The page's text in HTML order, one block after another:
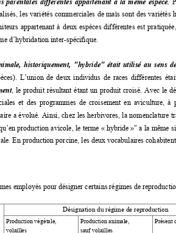
parentales différentes appartenant à la même espèce.
les variétés commerciales de maïs sont des variétés
appartenant à deux espèces différentes est
d’hybridation inter-spécifique.
historiquement, "hybride" était utilisé au sens
L’union de deux individus de races différentes
, le produit résultant étant un produit croisé. Avec le
et des programmes de croisement en aviculture, à
a évolué. Ainsi, chez les herbivores, la nomenclature
production avicole, le terme « hybride »" a la même
En production porcine, les deux vocabulaires
employés pour désigner certains régimes de
Désignation du régime de reproduction
Production végétale,
volailles
Production animale,
sauf volailles
Présent